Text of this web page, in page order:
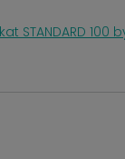
STANDARD 100